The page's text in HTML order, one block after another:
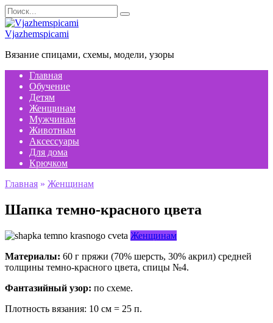
Перейти
к
содержанию
Search
for:
Vjazhemspicami
Вязание спицами, схемы, модели, узоры
Главная
Обучение
Детям
Женщинам
Мужчинам
Животным
Аксессуары
Для дома
Крючком
Главная » Женщинам
Шапка темно-красного цвета
Женщинам
Материалы: 60 г пряжи (70% шерсть, 30% акрил) средней
толщины темно-красного цвета, спицы №4.
Фантазийный узор: по схеме.
Плотность вязания: 10 см = 25 п.